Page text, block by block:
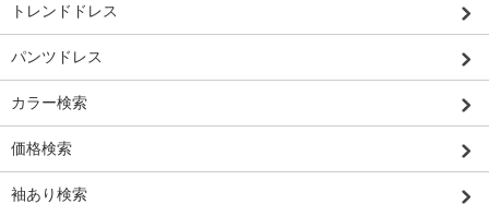
トレンドドレス
パンツドレス
カラー検索
価格検索
袖あり検索